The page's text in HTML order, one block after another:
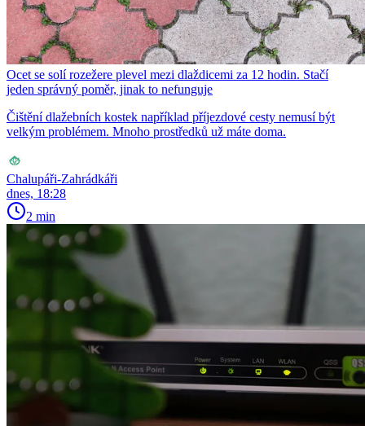
Ocet se solí rozežere plevel mezi dlaždicemi za 12 hodin. Stačí
jeden správný poměr, jinak to nefunguje
Čištění dlažebních kostek například příjezdové cesty nemusí být
velkým problémem. Mnoho prostředků už máte doma.
Chalupáři-Zahrádkáři
dnes, 18:28
2 min